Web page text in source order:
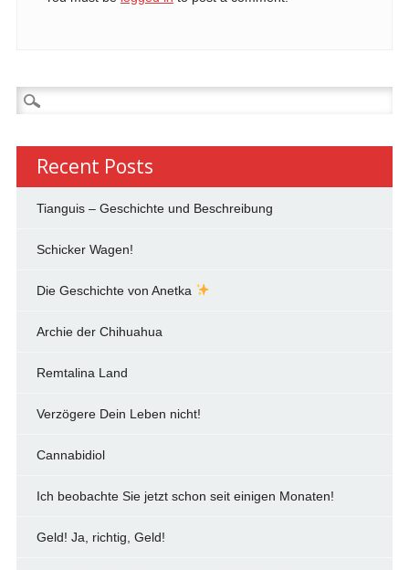
Search
for:
Recent Posts
Tianguis – Geschichte und Beschreibung
Schicker Wagen!
Die Geschichte von Anetka
Archie der Chihuahua
Remtalina Land
Verzögere Dein Leben nicht!
Cannabidiol
Ich beobachte Sie jetzt schon seit einigen Monaten!
Geld! Ja, richtig, Geld!